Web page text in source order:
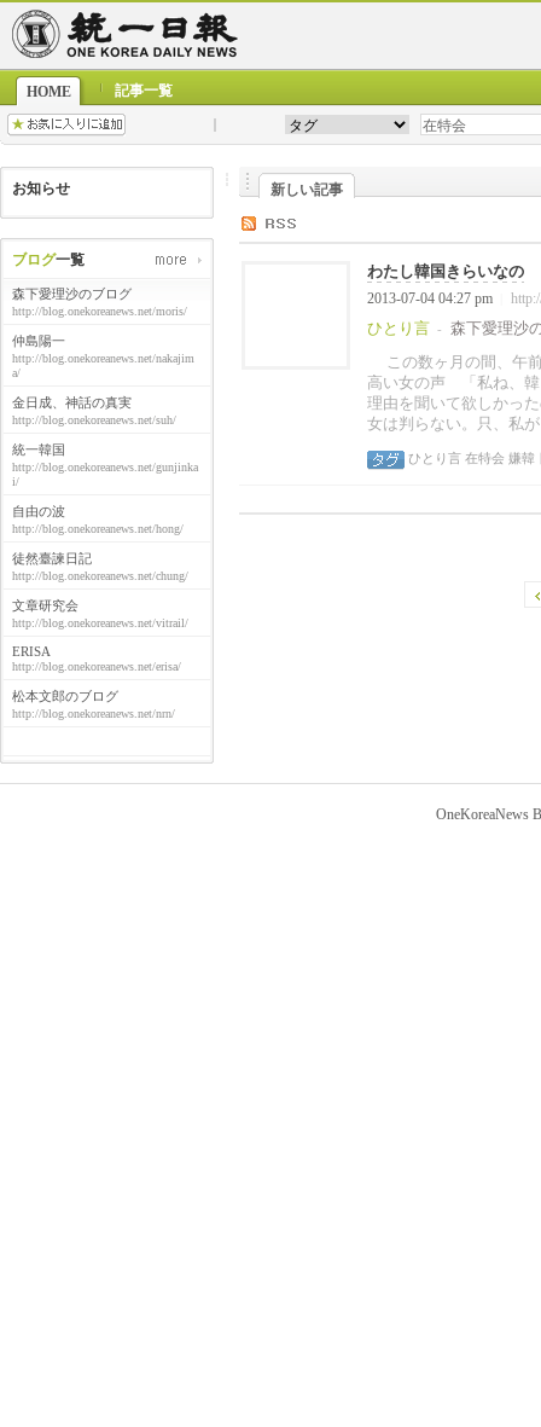
HOME 記事一覧
お知らせ
ブログ一覧
森下愛理沙のブログ
http://blog.onekoreanews.net/moris/
仲島陽一
http://blog.onekoreanews.net/nakajim
a/
金日成、神話の真実
http://blog.onekoreanews.net/suh/
統一韓国
http://blog.onekoreanews.net/gunjinka
i/
自由の波
http://blog.onekoreanews.net/hong/
徒然臺諫日記
http://blog.onekoreanews.net/chung/
文章研究会
http://blog.onekoreanews.net/vitrail/
ERISA
http://blog.onekoreanews.net/erisa/
松本文郎のブログ
http://blog.onekoreanews.net/nrn/
新しい記事
わたし韓国きらいなの
2013-07-04 04:27 pm
ひとり言 -
森下愛理沙
この数ヶ月の間、午
高い女の声 「私ね、
理由を聞いて欲しかっ
女は判らない。只、私
ひとり言 在特会 嫌韓
OneKoreaNews